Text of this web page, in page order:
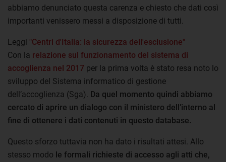
abbiamo denunciato questa carenza e chiesto che dati così
importanti venissero messi a disposizione di tutti.
Leggi "Centri d'Italia: la sicurezza dell'esclusione"
Con la relazione sul funzionamento del sistema di
accoglienza nel 2017 per la prima volta è stato resa noto lo
sviluppo del Sistema informatico di gestione
dell’accoglienza (Sga). Da quel momento quindi abbiamo
cercato di aprire un dialogo con il ministero dell’interno al
fine di ottenere i dati contenuti in questo database.
Questo sforzo tuttavia non ha dato i risultati attesi. Allo
stesso modo le formali richieste di accesso agli atti che,